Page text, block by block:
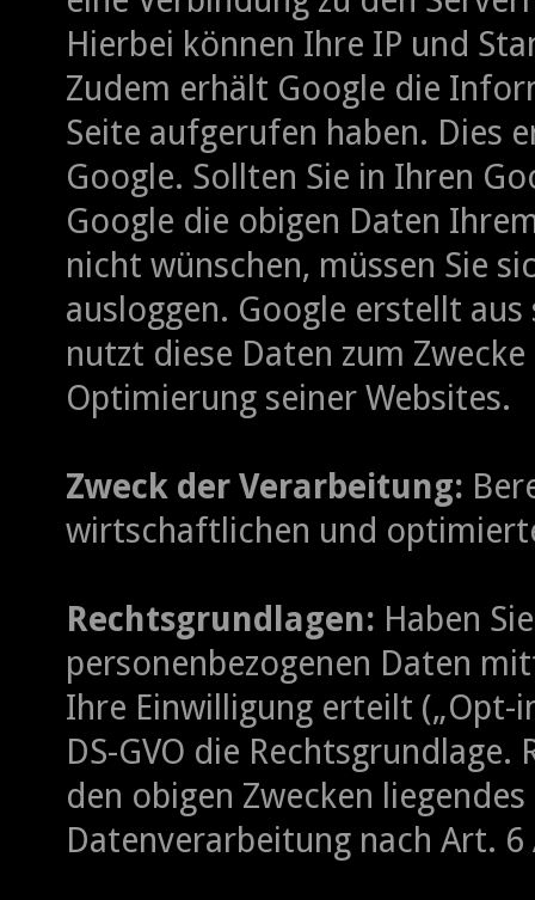
Hierbei können Ihre IP und
Zudem erhält Google die
Seite aufgerufen haben. Dies
Google. Sollten Sie in Ihren
Google die obigen Daten
nicht wünschen, müssen Sie
ausloggen. Google erstellt
nutzt diese Daten zum
Optimierung seiner Websites.
Zweck der Verarbeitung:
wirtschaftlichen und
Rechtsgrundlagen: Haben
personenbezogenen Daten
Ihre Einwilligung erteilt („Opt-
DS-GVO die
den obigen Zwecken
Datenverarbeitung nach Art. 6